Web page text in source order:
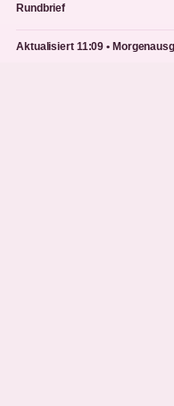
Rundbrief
Aktualisiert 11:09 •